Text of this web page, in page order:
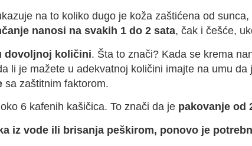
na to koliko dugo je koža zaštićena od
nanosi na svakih 1 do 2 sata, čak i češće,
dovoljnoj količini. Šta to znači? Kada se krema
li je mažete u adekvatnoj količini imajte na umu
sa zaštitnim faktorom.
6 kafenih kašičica. To znači da je pakovanje od
iz vode ili brisanja peškirom, ponovo je